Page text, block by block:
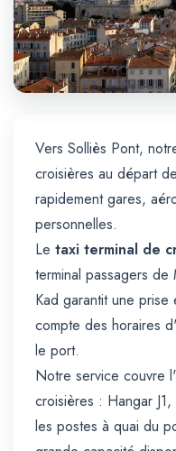
Vers Solliès Pont,
croisières au départ
rapidement gares,
personnelles.
Le taxi terminal de
terminal passagers de
Kad garantit une
compte des horaires
le port.
Notre service couvre
croisières : Hangar
les postes à quai du